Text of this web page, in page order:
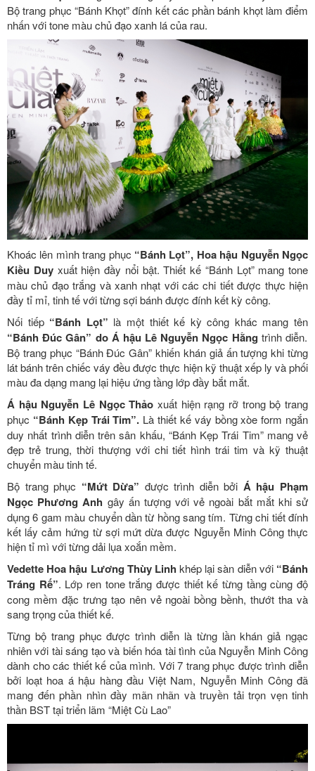
Bộ trang phục “Bánh Khọt” đính kết các phần bánh khọt làm điểm
nhấn với tone màu chủ đạo xanh lá của rau.
Khoác lên mình trang phục “Bánh Lọt”, Hoa hậu Nguyễn Ngọc
Kiều Duyxuất hiện đầy nổi bật. Thiết kế “Bánh Lọt” mang tone
màu chủ đạo trắng và xanh nhạt với các chi tiết được thực hiện
đầy tỉ mỉ, tinh tế với từng sợi bánh được đính kết kỳ công.
Nối tiếp“Bánh Lọt” là một thiết kế kỳ công khác mang tên
“Bánh Đúc Gân” do Á hậu Lê Nguyễn Ngọc Hằng trình diễn.
Bộ trang phục “Bánh Đúc Gân” khiến khán giả ấn tượng khi từng
lát bánh trên chiếc váy đều được thực hiện kỹ thuật xếp ly và phối
màu đa dạng mang lại hiệu ứng tầng lớp đầy bắt mắt.
Á hậu Nguyễn Lê Ngọc Thảo xuất hiện rạng rỡ trong bộ trang
phục “Bánh Kẹp Trái Tim”. Là thiết kế váy bồng xòe form ngắn
duy nhất trình diễn trên sân khấu, “Bánh Kẹp Trái Tim” mang vẻ
đẹp trẻ trung, thời thượng với chi tiết hình trái tim và kỹ thuật
chuyển màu tinh tế.
Bộ trang phục “Mứt Dừa” được trình diễn bởi Á hậu Phạm
Ngọc Phương Anh gây ấn tượng với vẻ ngoài bắt mắt khi sử
dụng 6 gam màu chuyển dần từ hồng sang tím. Từng chi tiết đính
kết lấy cảm hứng từ sợi mứt dừa được Nguyễn Minh Công thực
hiện tỉ mì với từng dải lụa xoắn mềm.
Vedette Hoa hậu Lương Thùy Linh khép lại sàn diễn với “Bánh
Tráng Rế”. Lớp ren tone trắng được thiết kế từng tầng cùng độ
cong mềm đặc trưng tạo nên vẻ ngoài bồng bềnh, thướt tha và
sang trọng của thiết kế.
Từng bộ trang phục được trình diễn là từng lần khán giả ngạc
nhiên với tài sáng tạo và biến hóa tài tình của Nguyễn Minh Công
dành cho các thiết kế của mình. Với 7 trang phục được trình diễn
bởi loạt hoa á hậu hàng đầu Việt Nam, Nguyễn Minh Công đã
mang đến phần nhìn đầy mãn nhãn và truyền tải trọn vẹn tinh
thần BST tại triển lãm “Miệt Cù Lao”